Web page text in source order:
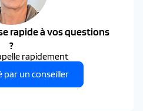
rapide à vos questions
?
rapidement
par un conseiller